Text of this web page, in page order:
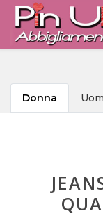
Donna